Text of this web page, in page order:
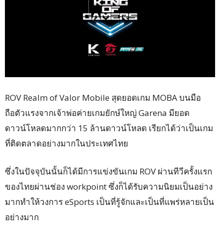
ROV Realm of Valor Mobile สุดยอดเกม MOBA บนมือ
ถือตัวแรงจากเจ้าพ่อค่ายเกมยักษ์ใหญ่ Garena มียอด
ดาวน์โหลดมากกว่า 15 ล้านดาวน์โหลด เรียกได้ว่าเป็นเกม
ที่ติดตลาดอย่างมากในประเทศไทย
ซึ่งในปัจจุบันนั้นก็ได้มีการแข่งขันเกม ROV ผ่านทีวีครั้งแรก
ของไทยผ่านช่อง workpoint ซึ่งก็ได้รับความนิยมเป็นอย่าง
มากทำให้วงการ eSports เป็นที่รู้จักและเป็นที่แพร่หลายเป็น
อย่างมาก